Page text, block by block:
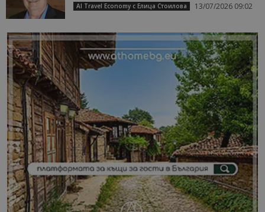
AI Travel Economy с Елица Стоилова 13/07/2026 09:02